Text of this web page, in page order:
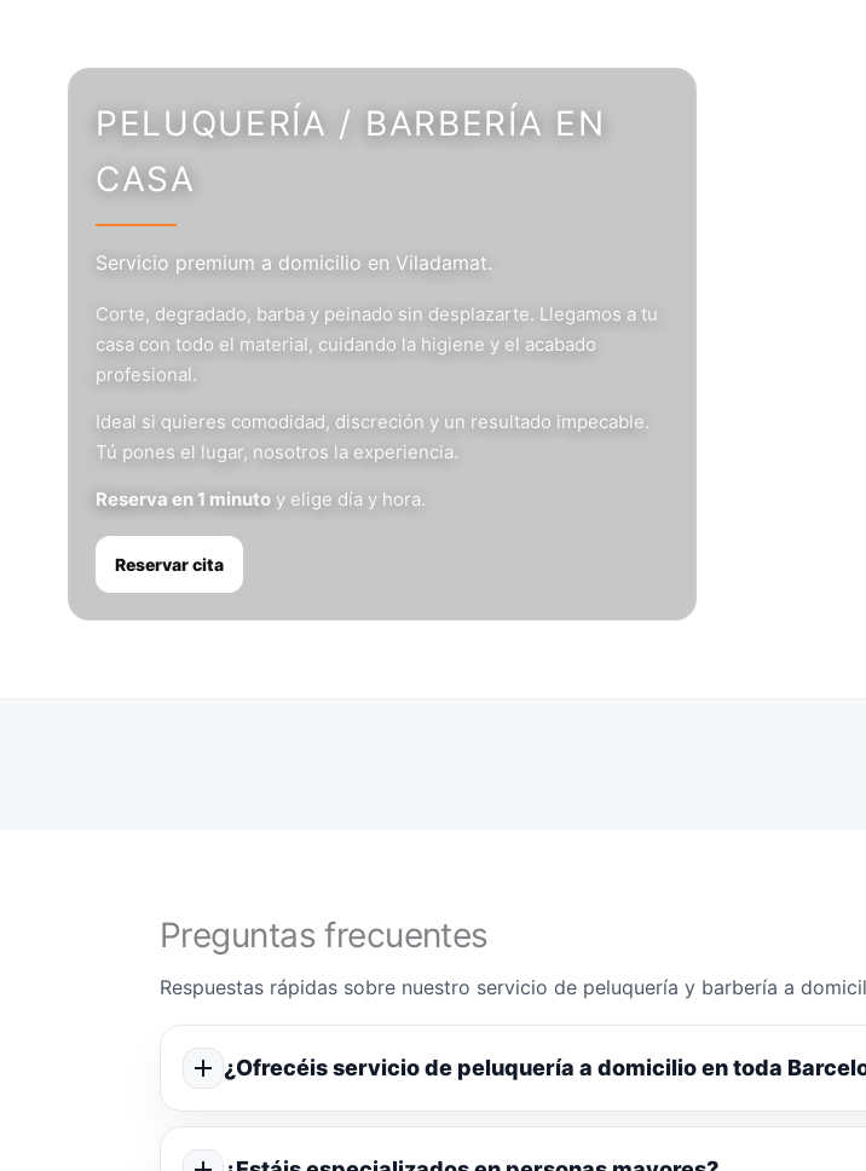
PELUQUERÍA / BARBERÍA EN
CASA
Servicio premium a domicilio en Viladamat.
Corte, degradado, barba y peinado sin desplazarte. Llegamos a tu
casa con todo el material, cuidando la higiene y el acabado
profesional.
Ideal si quieres comodidad, discreción y un resultado impecable.
Tú pones el lugar, nosotros la experiencia.
Reserva en 1 minuto y elige día y hora.
Reservar cita
Preguntas frecuentes
Respuestas rápidas sobre nuestro servicio de peluquería y barbería a
¿Ofrecéis servicio de peluquería a domicilio en toda